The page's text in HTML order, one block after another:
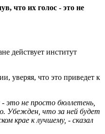
что их голос - это не
действует институт
уверяя, что это приведет к
это не просто бюллетень,
Убежден, что за ней будет
крае к лучшему, - сказал